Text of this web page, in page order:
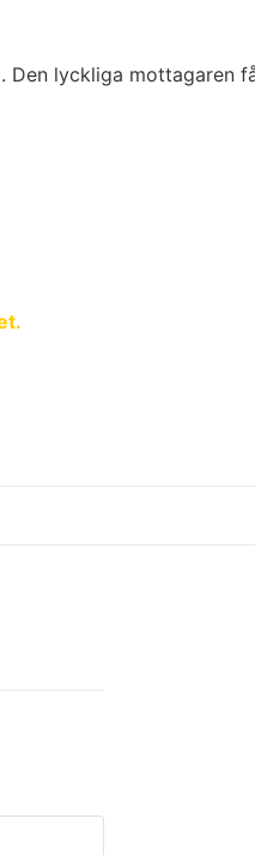
Den lyckliga mottagaren